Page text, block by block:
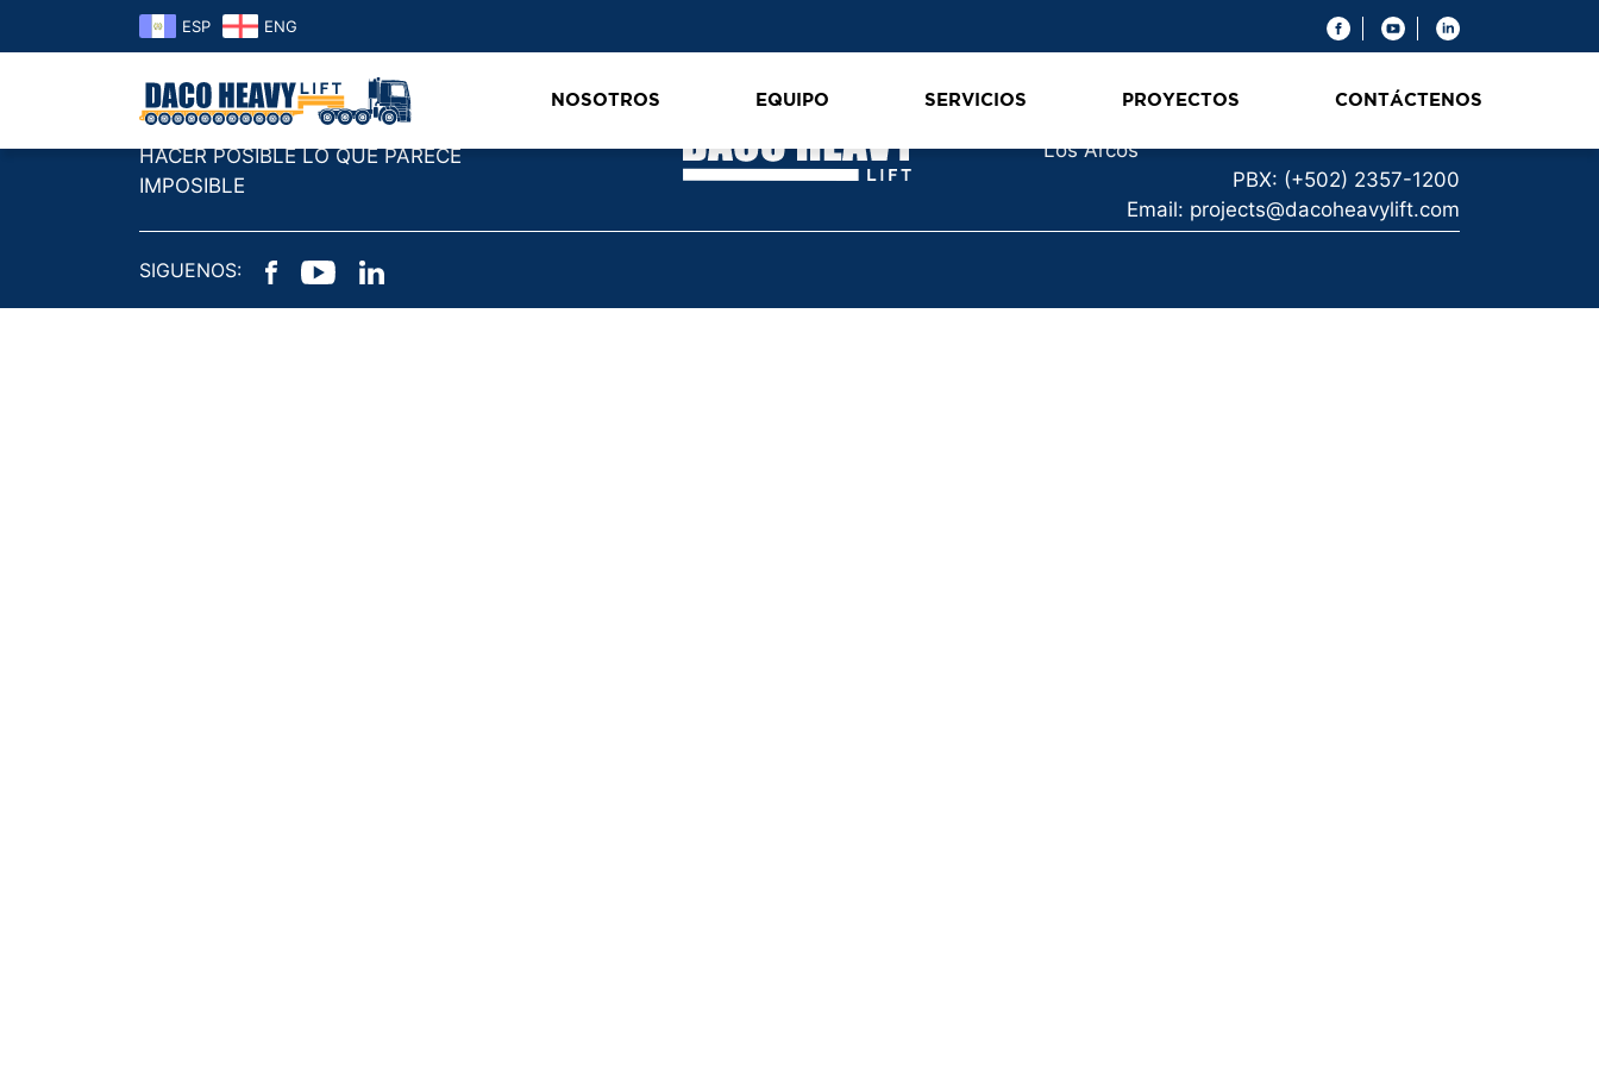
ESP ENG
NOSOTROS EQUIPO SERVICIOS PROYECTOS CONTÁCTENOS
www.dacoheavylift.com
HACER POSIBLE LO QUE PARECE
IMPOSIBLE
6ª. Avenida 1-36 Zona 14
Los Arcos
PBX: (+502) 2357-1200
Email: projects@dacoheavylift.com
SIGUENOS: